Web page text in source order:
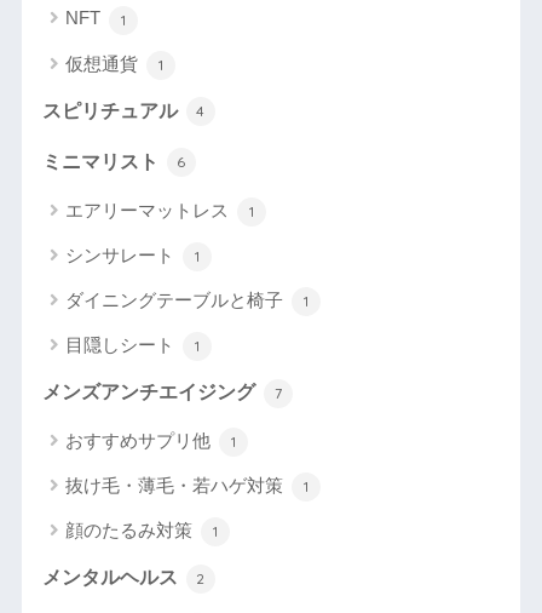
NFT 1
仮想通貨 1
スピリチュアル 4
ミニマリスト 6
エアリーマットレス 1
シンサレート 1
ダイニングテーブルと椅子 1
目隠しシート 1
メンズアンチエイジング 7
おすすめサプリ他 1
抜け毛・薄毛・若ハゲ対策 1
顔のたるみ対策 1
メンタルヘルス 2